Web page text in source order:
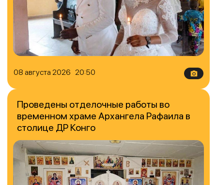
08 августа 2026 20:50
Проведены отделочные работы во
временном храме Архангела Рафаила в
столице ДР Конго